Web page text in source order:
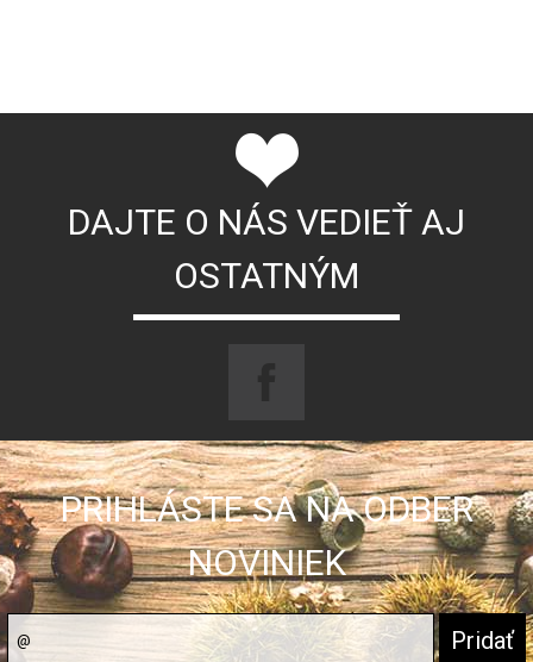
DAJTE O NÁS VEDIEŤ AJ
OSTATNÝM
PRIHLÁSTE SA NA ODBER
NOVINIEK